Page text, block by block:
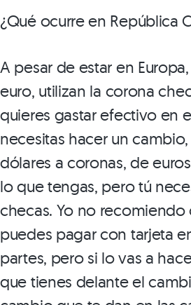
¿Qué ocurre en República
A pesar de estar en
euro, utilizan la corona
quieres gastar efectivo en
necesitas hacer un
dólares a coronas, de
lo que tengas, pero tú
checas. Yo no
puedes pagar con tarjeta
partes, pero si lo vas a
que tienes delante el